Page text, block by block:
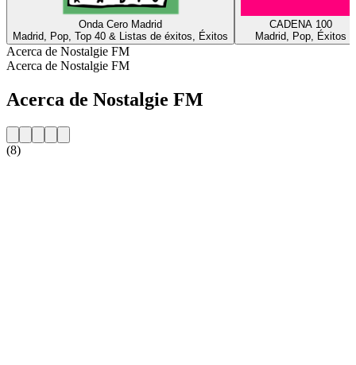
Onda Cero Madrid
Madrid, Pop, Top 40 & Listas de éxitos, Éxitos
CADENA 100
Madrid, Pop, Éxitos
Acerca de Nostalgie FM
Acerca de Nostalgie FM
Acerca de Nostalgie FM
(8)